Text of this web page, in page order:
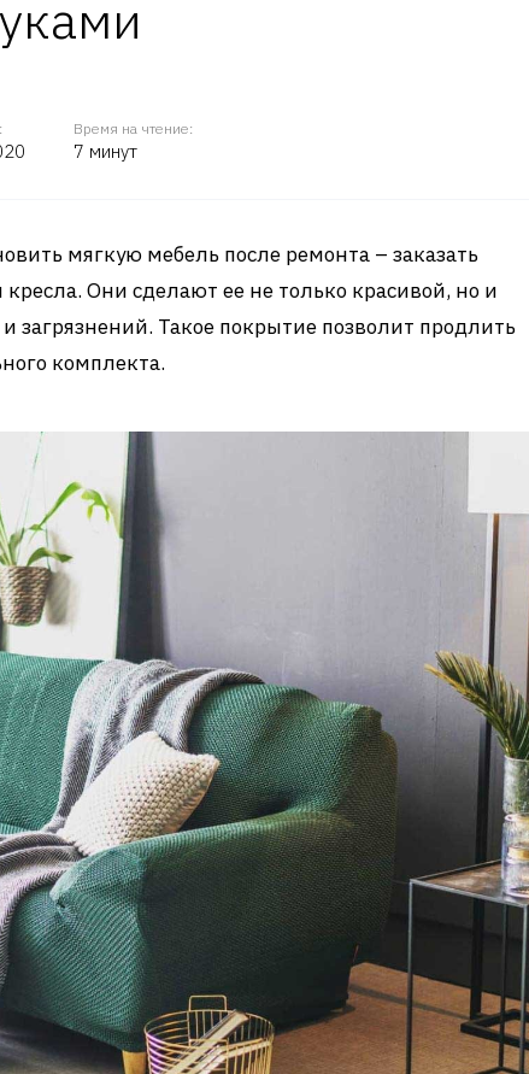
Время на чтение:
7 минут
мягкую мебель после ремонта – заказать
Они сделают ее не только красивой, но и
Такое покрытие позволит продлить
комплекта.